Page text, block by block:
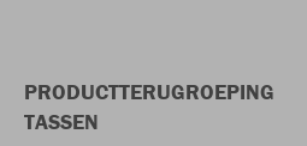
PRODUCTTERUGROEPING
TASSEN